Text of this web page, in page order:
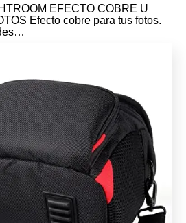
EFECTO COBRE U
Efecto cobre para tus fotos.